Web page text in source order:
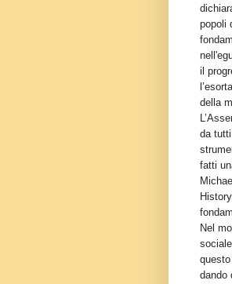
popoli
il
della
da
fatti
Nel
dando